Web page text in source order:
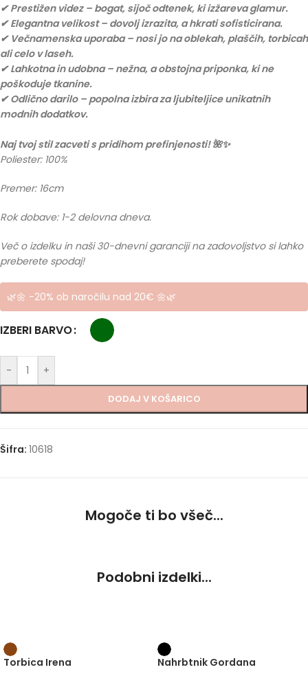
✔ Prestižen videz – bogat, sijoč odtenek, ki izžareva glamur.
✔ Elegantna velikost – dovolj izrazita, a hkrati sofisticirana.
✔ Večnamenska uporaba – nosi jo na oblekah, plaščih, torbicah
ali celo v laseh.
✔ Lahkotna in udobna – nežna, a obstojna priponka, ki ne
poškoduje tkanine.
✔ Odlično darilo – popolna izbira za ljubiteljice unikatnih
modnih dodatkov.
Naj tvoj stil zacveti s pridihom prefinjenosti! 🌺✨
Poliester: 100%
Premer: 16cm
Rok dobave: 1-2 delovna dneva.
Več o izdelku in naši 30-dnevni garanciji na zadovoljstvo si lahko
preberete spodaj!
🌿🌼 -20% ob naročilu nad 20€ 🌼🌿
IZBERI BARVO
- +
DODAJ V KOŠARICO
Šifra: 10618
Mogoče ti bo všeč...
Podobni izdelki...
Torbica Irena
Nahrbtnik Gordana